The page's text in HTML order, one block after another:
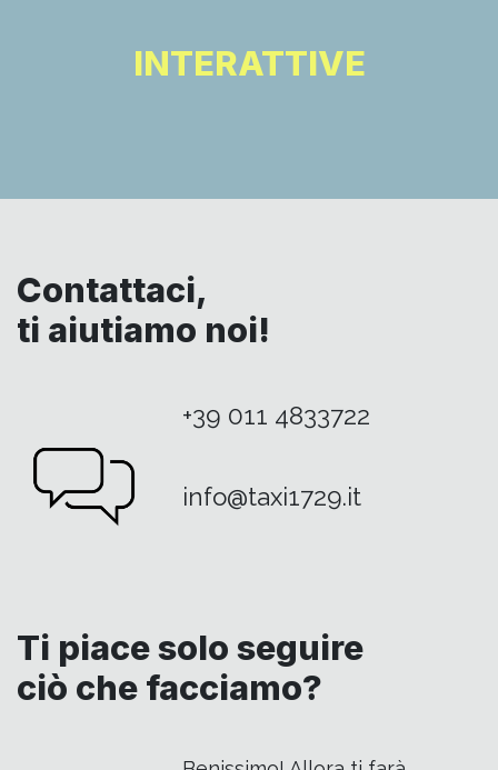
INTERATTIVE
Contattaci,
ti aiutiamo noi!
+39 011 4833722
info@taxi1729.it
Ti piace solo seguire
ciò che facciamo?